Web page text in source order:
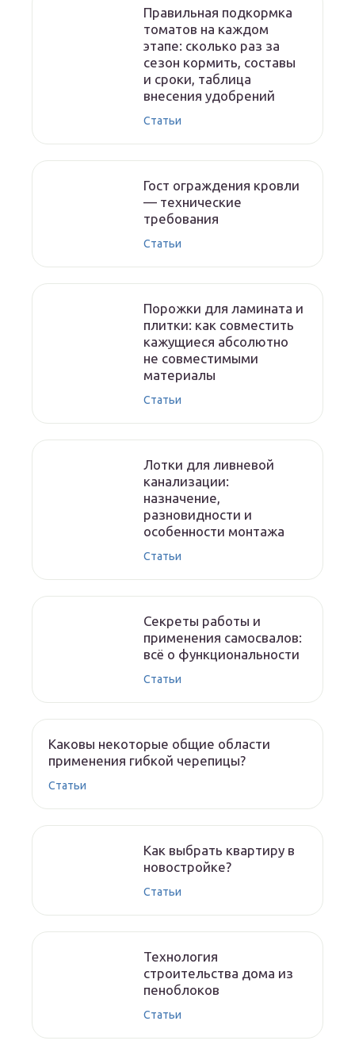
Правильная подкормка
томатов на каждом
этапе: сколько раз за
сезон кормить, составы
и сроки, таблица
внесения удобрений
Статьи
Гост ограждения кровли
— технические
требования
Статьи
Порожки для ламината и
плитки: как совместить
кажущиеся абсолютно
не совместимыми
материалы
Статьи
Лотки для ливневой
канализации:
назначение,
разновидности и
особенности монтажа
Статьи
Секреты работы и
применения самосвалов:
всё о функциональности
Статьи
Каковы некоторые общие области
применения гибкой черепицы?
Статьи
Как выбрать квартиру в
новостройке?
Статьи
Технология
строительства дома из
пеноблоков
Статьи